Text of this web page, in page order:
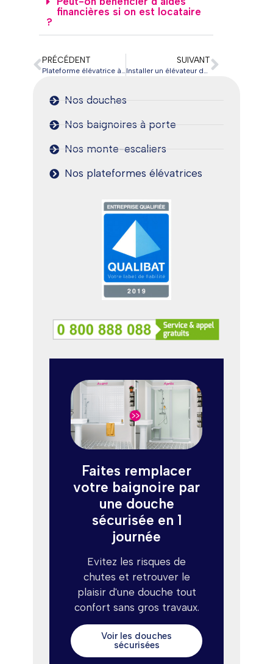
financières si on est locataire
?
PRÉCÉDENT
Plateforme élévatrice à domicile : Une solution simple pour franchir les marches en toute sécurité
SUIVANT
Installer un élévateur domestique : est-ce possible ?
Nos douches
Nos baignoires à porte
Nos monte-escaliers
Nos plateformes élévatrices
Faites remplacer
votre baignoire par
une douche
sécurisée en 1
journée
Evitez les risques de
chutes et retrouver le
plaisir d'une douche tout
confort sans gros travaux.
Voir les douches
sécurisées